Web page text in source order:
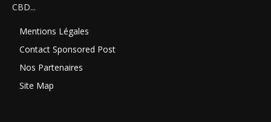
CBD...
Mentions Légales
Contact Sponsored Post
Nos Partenaires
Site Map